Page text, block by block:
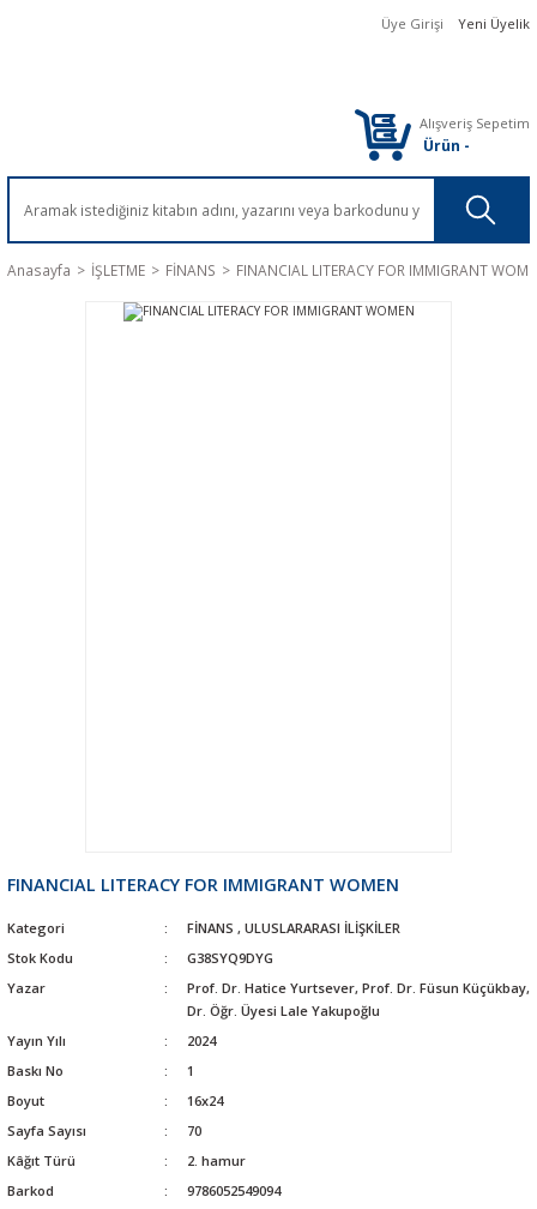
Üye Girişi Yeni Üyelik
Alışveriş Sepetim
Ürün -
Anasayfa İŞLETME FİNANS FINANCIAL LITERACY FOR IMMIGRANT
FINANCIAL LITERACY FOR IMMIGRANT WOMEN
Kategori FİNANS , ULUSLARARASI İLİŞKİLER
Stok Kodu
G38SYQ9DYG
Yazar
Prof. Dr. Hatice Yurtsever, Prof. Dr. Füsun Küçükbay,
Dr. Öğr. Üyesi Lale Yakupoğlu
Yayın Yılı
2024
Baskı No
1
Boyut
16x24
Sayfa Sayısı
70
Kâğıt Türü
2. hamur
Barkod
9786052549094